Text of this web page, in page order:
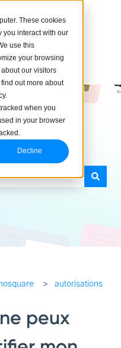
These cookies
you interact with our
use this
your browsing
our visitors
out more about
when you
in your browser
Decline
vous aider ?
autorisations
peux